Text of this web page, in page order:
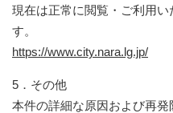
現在は正常に閲覧・ご利用
す。
https://www.city.nara.lg.jp/
5．その他
本件の詳細な原因および再